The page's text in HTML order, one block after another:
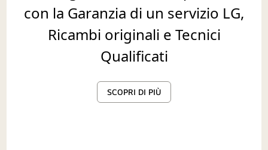
con la Garanzia di un servizio LG,
Ricambi originali e Tecnici
Qualificati
SCOPRI DI PIÙ